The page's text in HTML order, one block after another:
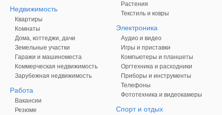
Недвижимость
Квартиры
Комнаты
Дома, коттеджи, дачи
Земельные участки
Гаражи и машиноместа
Коммерческая недвижимость
Зарубежная недвижимость
Работа
Вакансии
Резюме
Растения
Текстиль и ковры
Электроника
Аудио и видео
Игры и приставки
Компьютеры и планшеты
Оргтехника и расходники
Приборы и инструменты
Телефоны
Фототехника и видеокамеры
Спорт и отдых